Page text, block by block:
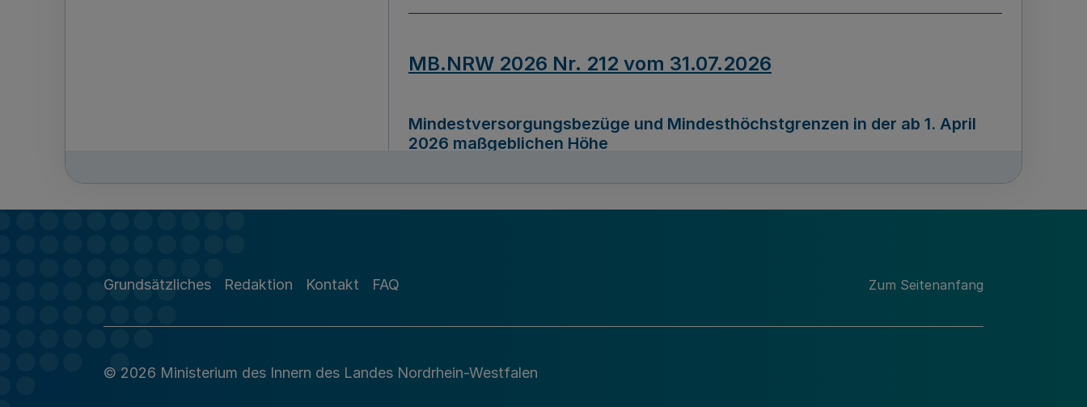
MB.NRW 2026 Nr. 212 vom 31.07.2026
Mindestversorgungsbezüge und Mindesthöchstgrenzen in der ab 1. April
2026 maßgeblichen Höhe
Richtlinie zur Durchführung des Förderprogramms „Mittelstand Innovativ &
Grundsätzliches Redaktion Kontakt FAQ Zum Seitenanfang
© 2026 Ministerium des Innern des Landes Nordrhein-Westfalen